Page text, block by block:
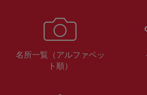
名所一覧（アルファベッ
ト順）